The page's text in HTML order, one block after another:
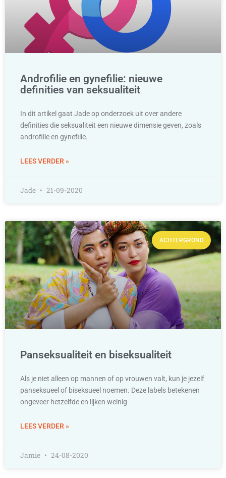
Androfilie en gynefilie: nieuwe
definities van seksualiteit
In dit artikel gaat Jade op onderzoek uit over andere
definities die seksualiteit een nieuwe dimensie geven, zoals
androfilie en gynefilie.
LEES VERDER »
Jade 21-09-2020
ACHTERGROND
Panseksualiteit en biseksualiteit
Als je niet alleen op mannen of op vrouwen valt, kun je jezelf
panseksueel of biseksueel noemen. Deze labels betekenen
ongeveer hetzelfde en lijken weinig
LEES VERDER »
Jamie 24-08-2020